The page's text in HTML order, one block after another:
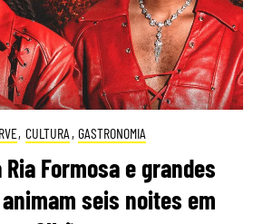
, CULTURA , GASTRONOMIA
Formosa e grandes
seis noites em